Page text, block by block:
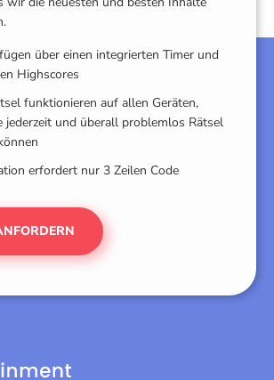
über einen integrierten Timer und
Highscores
funktionieren auf allen Geräten,
jederzeit und überall problemlos Rätsel
erfordert nur 3 Zeilen Code